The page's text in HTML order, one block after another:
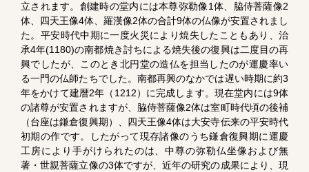
立されます。創建時の堂内には本尊弥勒像1体、脇侍菩薩像2
体、四天王像4体、羅漢像2体の合計9体の仏像が安置されまし
た。平安時代中期に一度火災により焼失したこともあり、治
承4年(1180)の南都焼き討ちによる焼失後の復興は二度目の再
興でしたが、このとき北円堂の造仏を担当したのが運慶率い
る一門の仏師たちでした。南都再興のなかでは遅い時期に約3
年をかけて建暦2年（1212）に完成します。現在堂内には9体
の諸尊が安置されますが、脇侍菩薩像2体は室町時代頃の後補
（台座は鎌倉復興期）、四天王像4体は大安寺伝来の平安時代
初期の作です。したがって現存諸像のうち鎌倉復興期に運慶
工房により手がけられたのは、中尊の弥勒仏坐像および無
著・世親菩薩立像の3体ですが、近年の研究の成果により、現